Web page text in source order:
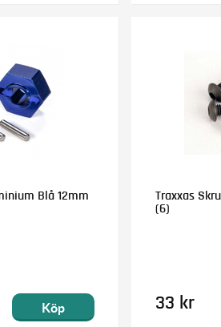
Blå 12mm
Köp
Traxxas
(6)
33 kr